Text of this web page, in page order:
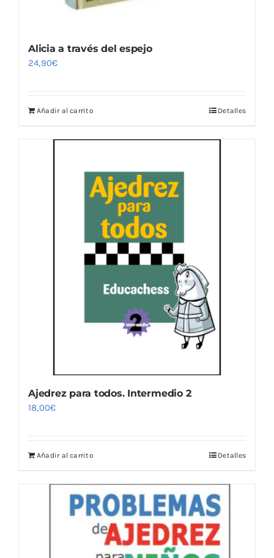
Alicia a través del espejo
24,90€
Añadir al carrito Detalles
Ajedrez para todos. Intermedio 2
18,00€
Añadir al carrito Detalles